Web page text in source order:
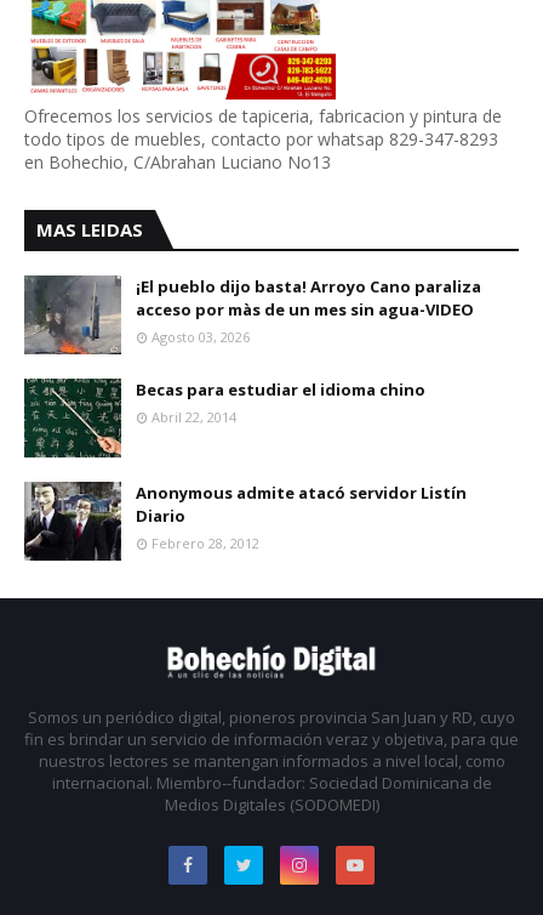
Ofrecemos los servicios de tapiceria, fabricacion y pintura de
todo tipos de muebles, contacto por whatsap 829-347-8293
en Bohechio, C/Abrahan Luciano No13
MAS LEIDAS
¡El pueblo dijo basta! Arroyo Cano paraliza
acceso por màs de un mes sin agua-VIDEO
Agosto 03, 2026
Becas para estudiar el idioma chino
Abril 22, 2014
Anonymous admite atacó servidor Listín
Diario
Febrero 28, 2012
Somos un periódico digital, pioneros provincia San Juan y RD, cuyo
fin es brindar un servicio de información veraz y objetiva, para que
nuestros lectores se mantengan informados a nivel local, como
internacional. Miembro--fundador: Sociedad Dominicana de
Medios Digitales (SODOMEDI)